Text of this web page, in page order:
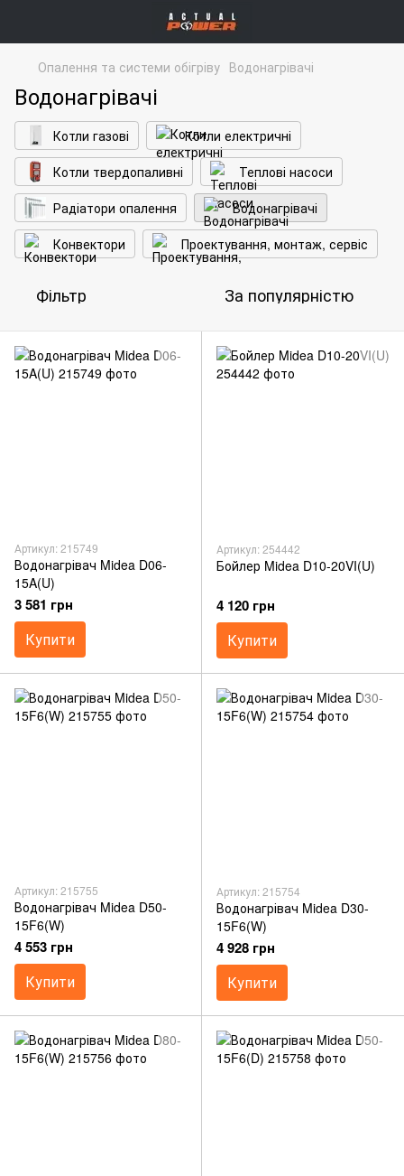
Опалення та системи обігріву Водонагрівачі
Водонагрівачі
Котли газові
Котли електричні
Котли твердопаливні
Теплові насоси
Радіатори опалення
Водонагрівачі
Конвектори
Проектування, монтаж, сервіс
Фільтр За популярністю
Артикул: 215749
Водонагрівач Midea D06-
15A(U)
3 581 грн
Купити
Артикул: 254442
Бойлер Midea D10-20VI(U)
4 120 грн
Купити
Артикул: 215755
Водонагрівач Midea D50-
15F6(W)
4 553 грн
Купити
Артикул: 215754
Водонагрівач Midea D30-
15F6(W)
4 928 грн
Купити